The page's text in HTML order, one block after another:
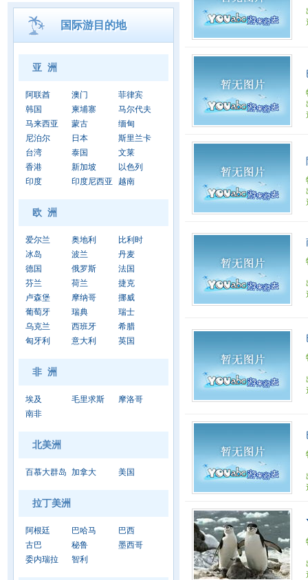
国际游目的地
亚 洲
阿联酋 澳门
菲律宾
韩国
柬埔寨
马尔代夫
马来西亚
蒙古
缅甸
尼泊尔
日本
斯里兰卡
台湾
泰国
文莱
香港
新加坡
以色列
印度
印度尼西亚 越南
欧 洲
爱尔兰 奥地利
比利时
冰岛
波兰
丹麦
德国
俄罗斯
法国
芬兰
荷兰
捷克
卢森堡
摩纳哥
挪威
葡萄牙
瑞典
瑞士
乌克兰
西班牙
希腊
匈牙利
意大利 英国
非 洲
埃及 毛里求斯
摩洛哥
南非
北美洲
百慕大群岛 加拿大 美国
拉丁美洲
阿根廷 巴哈马
巴西
古巴
秘鲁
墨西哥
委内瑞拉
智利